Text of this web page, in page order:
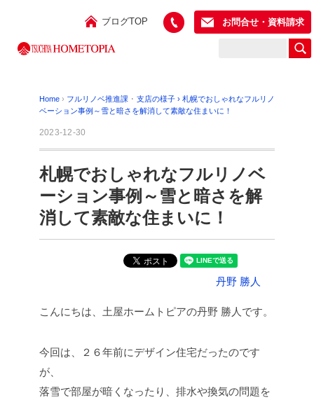
ブログTOP お問合せ・資料請求
Home › フルリノベ推進課 ･ 支店の様子 › 札幌でおしゃれなフルリノ
ベーション事例～雪と暗さを解消して素敵な住まいに！
2023-12-30
札幌でおしゃれなフルリノベ
ーション事例～雪と暗さを解
消して素敵な住まいに！
丹野 勝人
こんにちは、土屋ホームトピアの丹野 勝人です。
今回は、２６年前にデザイン住宅だったのです
が、
落雪で部屋が暗くなったり、排水や換気の問題を